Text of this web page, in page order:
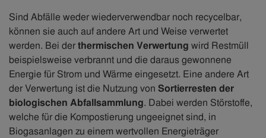
Sind Abfälle weder wiederverwendbar noch recycelbar,
können sie auch auf andere Art und Weise verwertet
werden. Bei derthermischen Verwertung wird Restmüll
beispielsweise verbrannt und die daraus gewonnene
Energie für Strom und Wärme eingesetzt. Eine andere Art
der Verwertung ist die Nutzung von Sortierresten der
biologischen Abfallsammlung. Dabei werden Störstoffe,
welche für die Kompostierung ungeeignet sind, in
Biogasanlagen zu einem wertvollen Energieträger